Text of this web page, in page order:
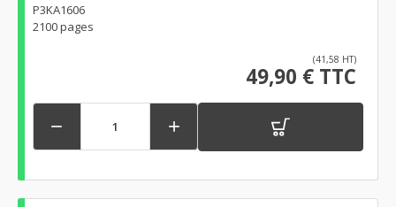
P3KA1606
2100 pages
(41,58 HT)
49,90 € TTC
 